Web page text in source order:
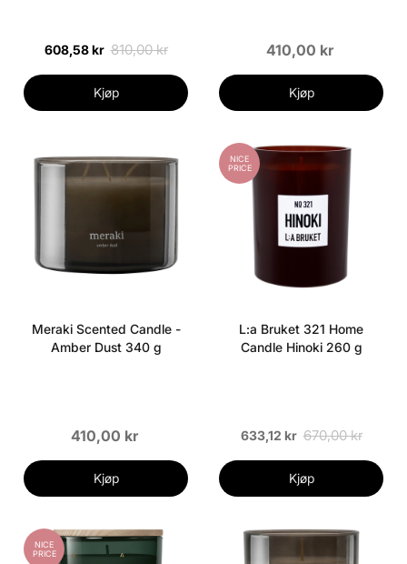
608,58 kr 810,00 kr
Kjøp
410,00 kr
Kjøp
Meraki Scented Candle -
Amber Dust 340 g
410,00 kr
Kjøp
NICE
PRICE
L:a Bruket 321 Home
Candle Hinoki 260 g
633,12 kr 670,00 kr
Kjøp
NICE
PRICE